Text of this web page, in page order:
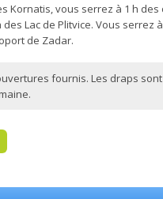
Kornatis, vous serrez à 1 h
des Lac de Plitvice. Vous serrez
de Zadar.
fournis. Les draps